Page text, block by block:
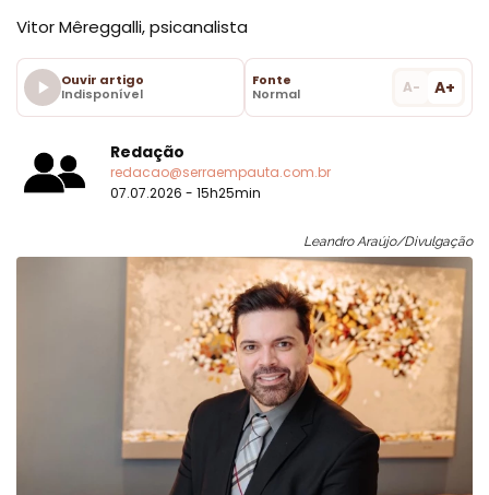
Vitor Mêreggalli, psicanalista
Ouvir artigo
Indisponível
Fonte
Normal
A- A+
Redação
redacao@serraempauta.com.br
07.07.2026 - 15h25min
Leandro Araújo/Divulgação